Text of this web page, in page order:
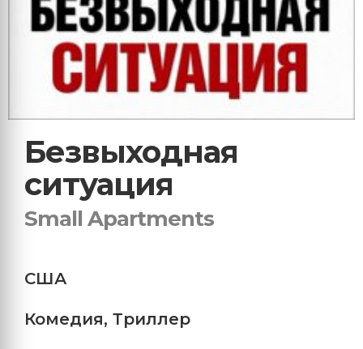
Безвыходная
ситуация
Small Apartments
США
Комедия, Триллер